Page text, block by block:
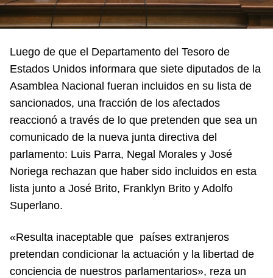
Luego de que el Departamento del Tesoro de
Estados Unidos informara que siete diputados de la
Asamblea Nacional fueran incluidos en su lista de
sancionados, una fracción de los afectados
reaccionó a través de lo que pretenden que sea un
comunicado de la nueva junta directiva del
parlamento: Luis Parra, Negal Morales y José
Noriega rechazan que haber sido incluidos en esta
lista junto a José Brito, Franklyn Brito y Adolfo
Superlano.
«Resulta inaceptable que países extranjeros
pretendan condicionar la actuación y la libertad de
conciencia de nuestros parlamentarios», reza un